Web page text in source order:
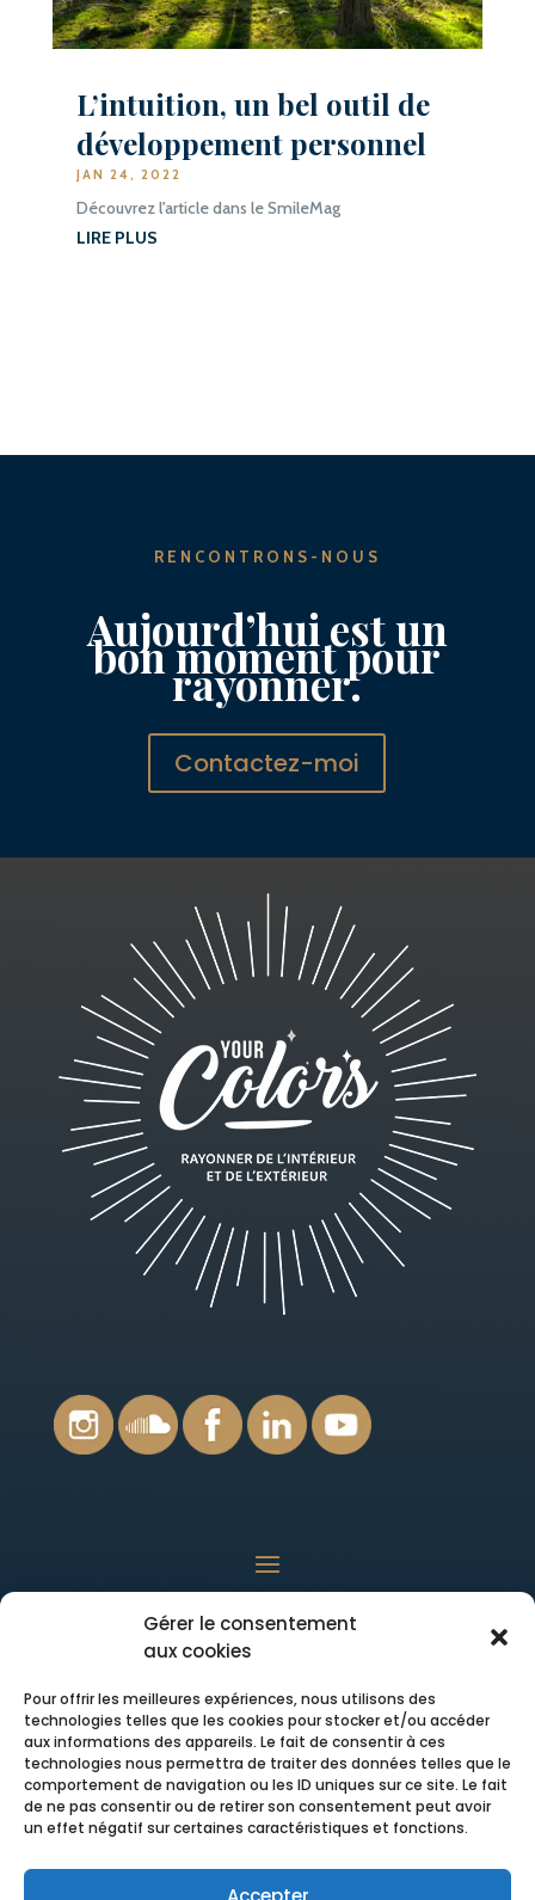
Gérer le consentement
aux cookies
Pour offrir les meilleures expériences, nous utilisons des
technologies telles que les cookies pour stocker et/ou accéder
aux informations des appareils. Le fait de consentir à ces
technologies nous permettra de traiter des données telles que le
comportement de navigation ou les ID uniques sur ce site. Le fait
de ne pas consentir ou de retirer son consentement peut avoir
un effet négatif sur certaines caractéristiques et fonctions.
L’intuition, un bel outil de
développement personnel
JAN 24, 2022
Découvrez l'article dans le SmileMag
LIRE PLUS
RENCONTRONS-NOUS
Aujourd’hui est un
bon moment pour
rayonner.
Contactez-moi
ADRESSE
5530 Mont - Namur
CONTACT